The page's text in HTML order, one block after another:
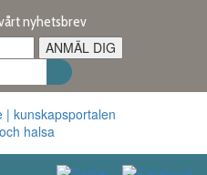
nyhetsbrev